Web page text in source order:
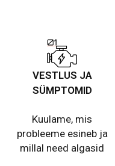
VESTLUS JA
SÜMPTOMID
Kuulame, mis
probleeme esineb ja
millal need algasid